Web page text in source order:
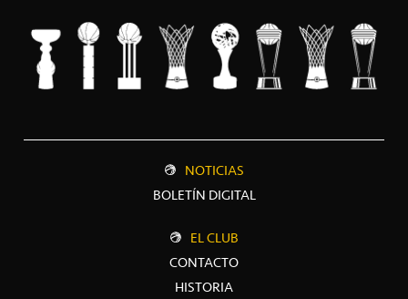
NOTICIAS
BOLETÍN DIGITAL
EL CLUB
CONTACTO
HISTORIA